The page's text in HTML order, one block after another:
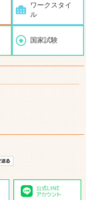
ワークスタイ
ル
国家試験